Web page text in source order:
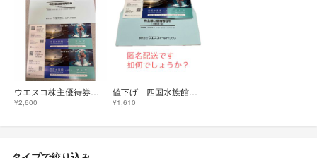
ウエスコ株主優待券 2枚
¥2,600
値下げ 四国水族館アトア 株主優待2026/10/31期限
¥1,610